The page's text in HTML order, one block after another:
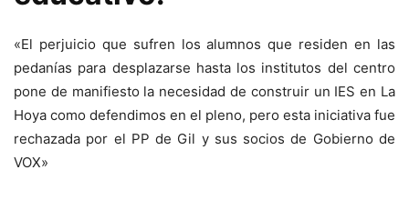
«El perjuicio que sufren los alumnos que residen en las
pedanías para desplazarse hasta los institutos del centro
pone de manifiesto la necesidad de construir un IES en La
Hoya como defendimos en el pleno, pero esta iniciativa fue
rechazada por el PP de Gil y sus socios de Gobierno de
VOX»